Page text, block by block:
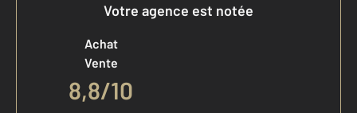
Votre agence est notée
Achat
Vente
8,8/10